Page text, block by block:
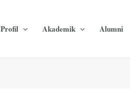
Profil Akademik Alumni